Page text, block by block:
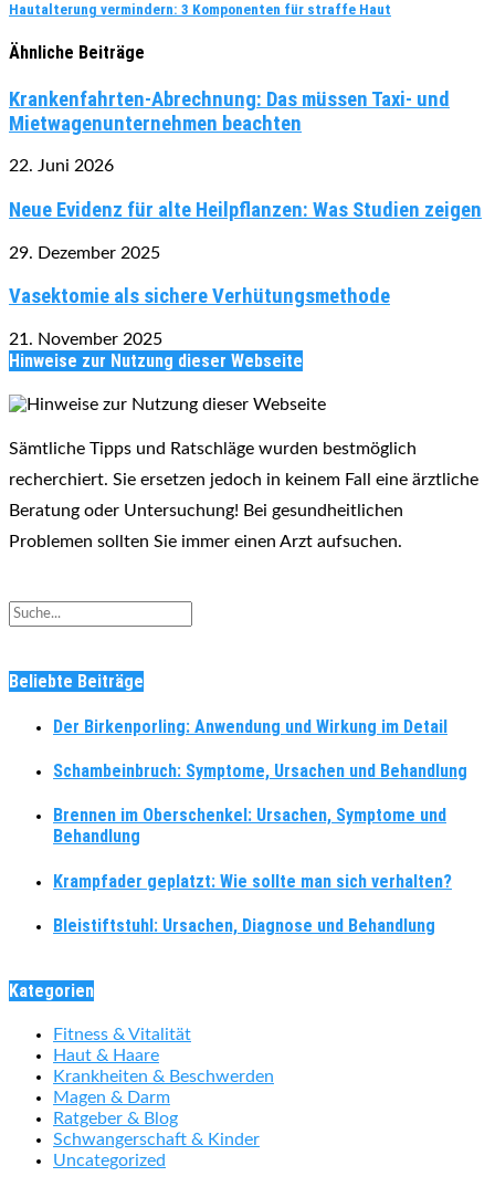
Hautalterung vermindern: 3 Komponenten für straffe Haut
Ähnliche Beiträge
Krankenfahrten-Abrechnung: Das müssen Taxi- und
Mietwagenunternehmen beachten
22. Juni 2026
Neue Evidenz für alte Heilpflanzen: Was Studien zeigen
29. Dezember 2025
Vasektomie als sichere Verhütungsmethode
21. November 2025
Hinweise zur Nutzung dieser Webseite
Sämtliche Tipps und Ratschläge wurden bestmöglich
recherchiert. Sie ersetzen jedoch in keinem Fall eine ärztliche
Beratung oder Untersuchung! Bei gesundheitlichen
Problemen sollten Sie immer einen Arzt aufsuchen.
Beliebte Beiträge
Der Birkenporling: Anwendung und Wirkung im Detail
Schambeinbruch: Symptome, Ursachen und Behandlung
Brennen im Oberschenkel: Ursachen, Symptome und
Behandlung
Krampfader geplatzt: Wie sollte man sich verhalten?
Bleistiftstuhl: Ursachen, Diagnose und Behandlung
Kategorien
Fitness & Vitalität
Haut & Haare
Krankheiten & Beschwerden
Magen & Darm
Ratgeber & Blog
Schwangerschaft & Kinder
Uncategorized